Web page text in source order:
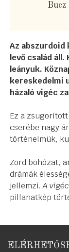
Az abszurdoid
levő család
leányuk.
kereskedelmi
házaló vigéc
Ez a
cserébe nagy
történelmük,
Zord bohózat,
drámák
jellemzi.A
pillanatkép